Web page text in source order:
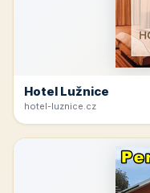
Hotel Lužnice
hotel-luznice.cz